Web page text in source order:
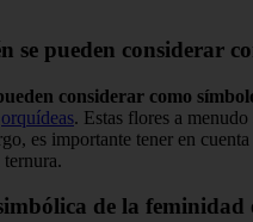
se pueden considerar
considerar como
orquídeas. Estas flores a
es importante tener en
de la feminidad